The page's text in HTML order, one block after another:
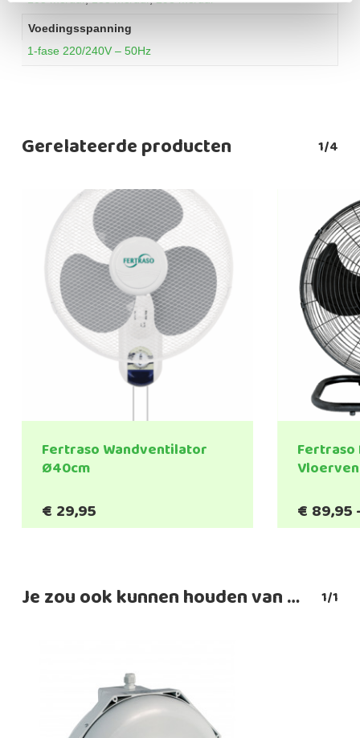
Voedingsspanning
1-fase 220/240V – 50Hz
Gerelateerde producten 1/4
Fertraso Wandventilator
Ø40cm
€ 29,95
Fertraso
€ 89,95
Je zou ook kunnen houden van … 1/1